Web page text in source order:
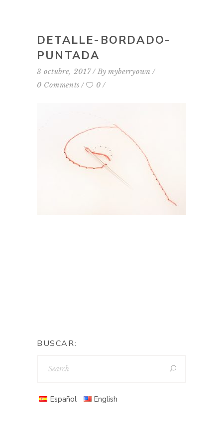
DETALLE-BORDADO-
PUNTADA
3 octubre, 2017 By myberryown
0 Comments
0
BUSCAR:
Español English